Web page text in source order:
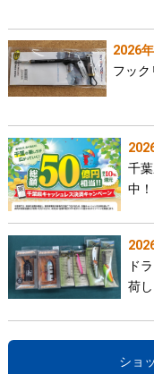
2026
フック
千
中！
ド
荷
ショ